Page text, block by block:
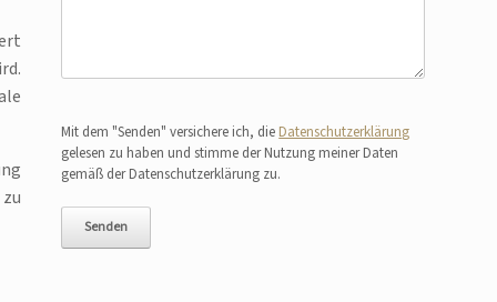
Mit dem "Senden" versichere ich, die Datenschutzerklärung
gelesen zu haben und stimme der Nutzung meiner Daten
gemäß der Datenschutzerklärung zu.